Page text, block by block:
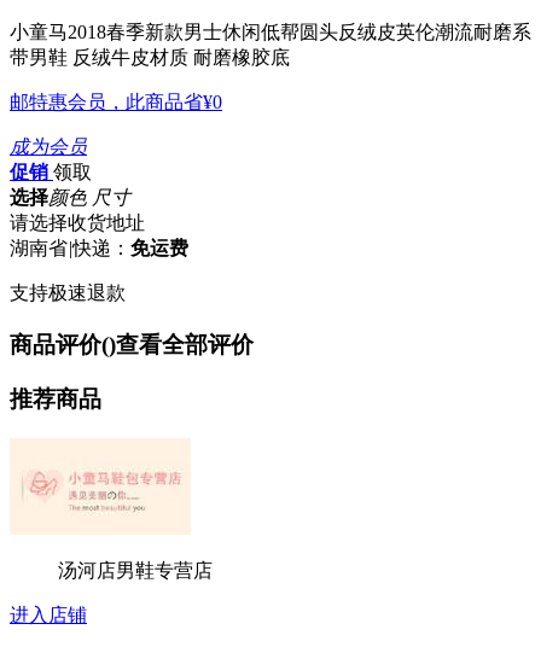
小童马2018春季新款男士休闲低帮圆头反绒皮英伦潮流耐磨系
带男鞋 反绒牛皮材质 耐磨橡胶底
邮特惠会员，此商品省¥0
成为会员
促销 领取
选择颜色 尺寸
请选择收货地址
湖南省|快递： 免运费
支持极速退款
商品评价()查看全部评价
推荐商品
汤河店男鞋专营店
进入店铺